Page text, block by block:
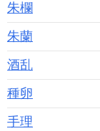
朱欄
朱蘭
酒乱
種卵
手理